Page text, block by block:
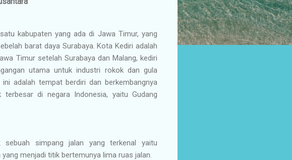
kabupaten yang ada di Jawa Timur, yang
barat daya Surabaya. Kota Kediri adalah
Timur setelah Surabaya dan Malang, kediri
utama untuk industri rokok dan gula
adalah tempat berdiri dan berkembangnya
di negara Indonesia, yaitu Gudang
simpang jalan yang terkenal yaitu
menjadi titik bertemunya lima ruas jalan.